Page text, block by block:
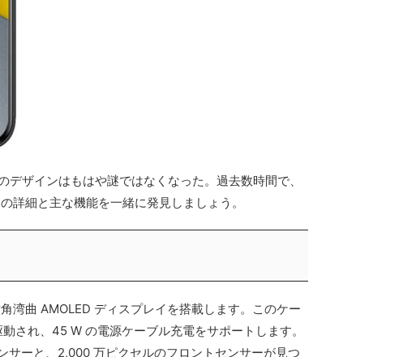
ザインはもはや謎ではなくなった。過去数時間で、
細と主な機能を一緒に発見しましょう。
湾曲 AMOLED ディスプレイを搭載します。このケー
れ、45 W の電源ケーブル充電をサポートします。
ーと、2,000 万ピクセルのフロントセンサーが見つ